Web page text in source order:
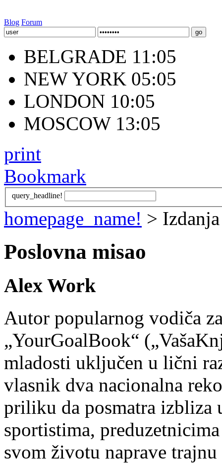
Blog Forum
BELGRADE 11:05
NEW YORK 05:05
LONDON 10:05
MOSCOW 13:05
print
Bookmark
query_headline!
homepage_name! >
Poslovna misao
Alex Work
Autor popularnog vodiča
„YourGoalBook“
mladosti uključen u lični
vlasnik dva nacionalna
priliku da posmatra izbliza
sportistima,
svom životu naprave